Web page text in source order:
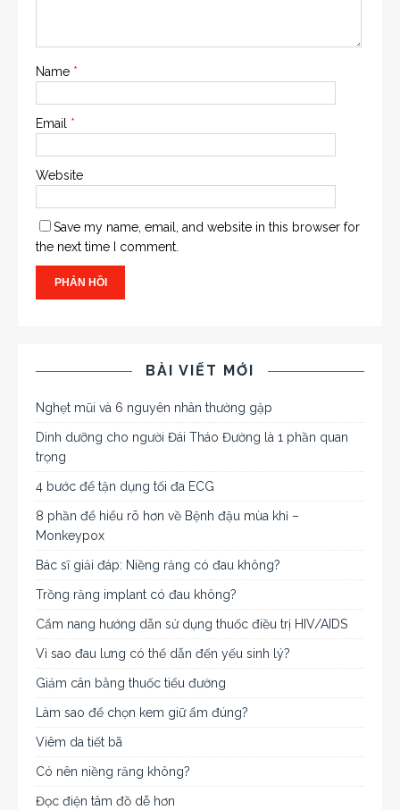
Name *
Email *
Website
Save my name, email, and website in this browser for
the next time I comment.
BÀI VIẾT MỚI
Nghẹt mũi và 6 nguyên nhân thường gặp
Dinh dưỡng cho người Đái Tháo Đường là 1 phần quan
trọng
4 bước để tận dụng tối đa ECG
8 phần để hiểu rõ hơn về Bệnh đậu mùa khỉ –
Monkeypox
Bác sĩ giải đáp: Niềng răng có đau không?
Trồng răng implant có đau không?
Cẩm nang hướng dẫn sử dụng thuốc điều trị HIV/AIDS
Vì sao đau lưng có thể dẫn đến yếu sinh lý?
Giảm cân bằng thuốc tiểu đường
Làm sao để chọn kem giữ ẩm đúng?
Viêm da tiết bã
Có nên niềng răng không?
Đọc điện tâm đồ dễ hơn